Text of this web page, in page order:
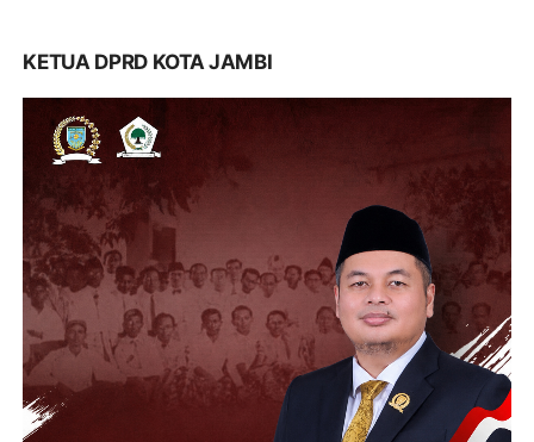
KETUA DPRD KOTA JAMBI